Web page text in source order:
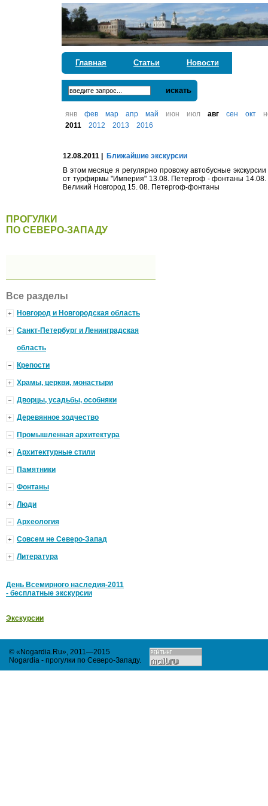
Главная Статьи Новости
искать
янв фев мар апр май июн июл авг сен окт
2011
2012 2013 2016
12.08.2011 |
Ближайшие экскурсии
В этом месяце я регулярно провожу автобусные экскурсии
от турфирмы "Империя" 13.08. Петергоф - фонтаны 14.08.
Великий Новгород 15. 08. Петергоф-фонтаны
ПРОГУЛКИ
ПО СЕВЕРО-ЗАПАДУ
Все разделы
Новгород и Новгородская область
Санкт-Петербург и Ленинградская
область
Крепости
Храмы, церкви, монастыри
Дворцы, усадьбы, особняки
Деревянное зодчество
Промышленная архитектура
Архитектурные стили
Памятники
Фонтаны
Люди
Археология
Совсем не Северо-Запад
Литература
День Всемирного наследия-2011
- бесплатные экскурсии
Экскурсии
© «Nogardia.Ru», 2011—2015
Nogardia - прогулки по Северо-Западу.